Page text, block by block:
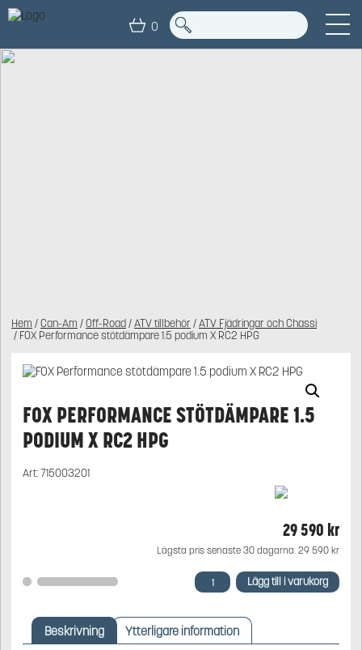
0
Hem /Can-Am /Off-Road/ATV tillbehör /ATV Fjädringar och Chassi
/ FOX Performance stötdämpare 1.5 podium X RC2 HPG
FOX PERFORMANCE STÖTDÄMPARE 1.5
PODIUM X RC2 HPG
Art:715003201
29 590 kr
Lägsta pris senaste 30 dagarna: 29 590 kr
FOX
Performance
1.5
podium
Lägg till i varukorg
Beskrivning Ytterligare information